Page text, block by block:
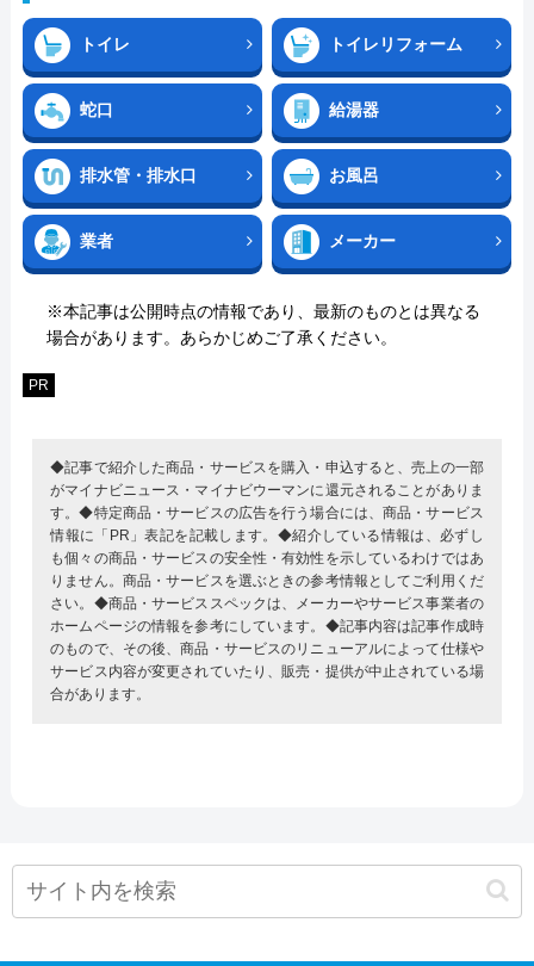
トイレ トイレリフォーム
蛇口 給湯器
排水管・排水口 お風呂
業者 メーカー
※本記事は公開時点の情報であり、最新のものとは異なる
場合があります。あらかじめご了承ください。
PR
◆記事で紹介した商品・サービスを購入・申込すると、売上の一部
がマイナビニュース・マイナビウーマンに還元されることがありま
す。◆特定商品・サービスの広告を行う場合には、商品・サービス
情報に「PR」表記を記載します。◆紹介している情報は、必ずし
も個々の商品・サービスの安全性・有効性を示しているわけではあ
りません。商品・サービスを選ぶときの参考情報としてご利用くだ
さい。◆商品・サービススペックは、メーカーやサービス事業者の
ホームページの情報を参考にしています。◆記事内容は記事作成時
のもので、その後、商品・サービスのリニューアルによって仕様や
サービス内容が変更されていたり、販売・提供が中止されている場
合があります。